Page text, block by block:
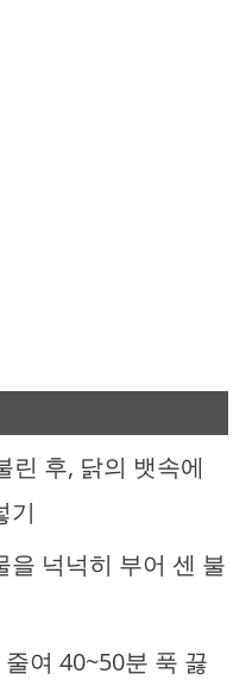
린 후, 닭의 뱃속에
기
을 넉넉히 부어 센 불
여 40~50분 푹 끓